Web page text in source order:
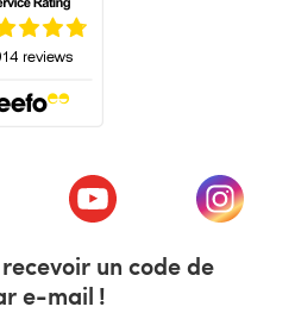
onglet)
dans un nouvel onglet)
(s'ouvre dans un(s'ouvre
un code de
e-mail !